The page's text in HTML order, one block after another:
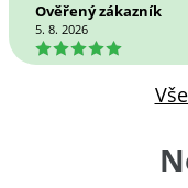
Ověřený zákazník
5. 8. 2026
5